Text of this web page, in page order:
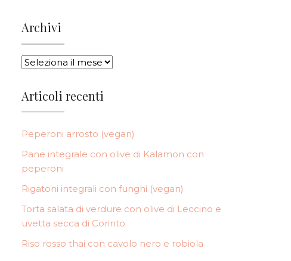
Archivi
ARCHIVI
Articoli recenti
Peperoni arrosto (vegan)
Pane integrale con olive di Kalamon con
peperoni
Rigatoni integrali con funghi (vegan)
Torta salata di verdure con olive di Leccino e
uvetta secca di Corinto
Riso rosso thai con cavolo nero e robiola